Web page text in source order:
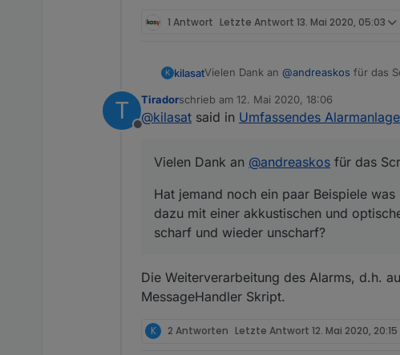
1 Antwort Letzte Antwort 13. Mai 2020, 05:03
K kilasatVielen Dank an @andreaskos
Hat jemand noch ein paar Beispiele was
akkustischen und optischen
T
Offline
Tiradorschrieb am 12. Mai 2020, 18:06
zuletzt editiert von
@kilasat said in Umfassendes
Vielen Dank an @andreaskos für das
Hat jemand noch ein paar Beispiele
dazu mit einer akkustischen und
scharf und wieder unscharf?
Die Weiterverarbeitung des Alarms, d.h.
MessageHandler Skript.
K 2 Antworten Letzte Antwort 12. Mai 2020, 20:15